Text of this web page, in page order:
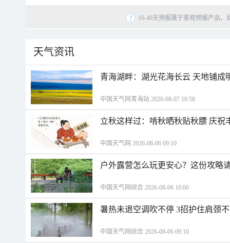
16-40天预报属于客观预报产品
天气资讯
青海湖畔：湖光花海长云 天地铺成
中国天气网青海站 2026-08-07 10:58
立秋这样过：啃秋晒秋贴秋膘 庆祝
中国天气网 2026-08-06 09:10
户外露营怎么玩更安心？这份攻略
中国天气网综合 2026-08-06 10:00
暑热未退空调吹不停 3招护住肩颈
中国天气网综合 2026-08-06 09:10